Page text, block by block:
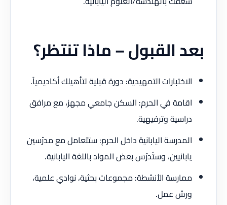
بعد القبول – ماذا تنتظر؟
الاختبارات التمهيدية: دورة قبلية لتأهيلك أكاديمياً.
اقامة في الحرم: السكن جامعي مجهز، مع مرافق
دراسية وترفيهية.
المدرسة اليابانية داخل الحرم: ستتعامل مع مدرّسين
يابانيين، وستُدرّس بعض المواد باللغة اليابانية.
ممارسة الأنشطة: مجموعات بحثية، نوادي علمية،
ورش عمل.